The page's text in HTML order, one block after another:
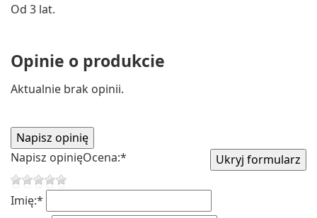
Od 3 lat.
Opinie o produkcie
Aktualnie brak opinii.
Napisz opinięOcena:*
Imię:*